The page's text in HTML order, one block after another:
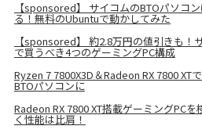
【sponsored】 サイコムのBTOパソコ
る！無料のUbuntuで動かしてみた
【sponsored】 約2.8万円の値引きも！
で買うべき4つのゲーミングPC構成
Ryzen 7 7800X3D＆Radeon RX 7800 XT
BTOパソコンに
Radeon RX 7800 XT搭載ゲーミングPC
く性能は比肩！